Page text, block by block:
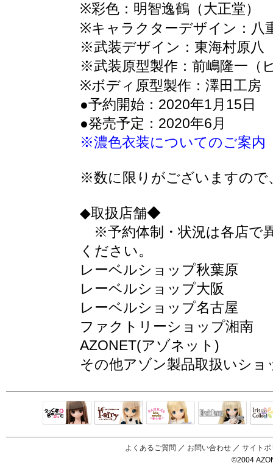
※彩色：明智逸鶴（大正堂）
※キャラクターデザイン：
※武装デザイン：東海村原
※武装原型製作：前嶋隆一
※ボディ原型製作：澤田工房
●予約開始：2020年1月15日
●発売予定：2020年6月
※濃色衣装についてのご案内
※数に限りがございますので
◆取扱店舗◆
※予約体制・状況は各店で
ください。
レーベルショップ秋葉原
レーベルショップ大阪
レーベルショップ名古屋
ファクトリーショップ湘南
AZONET(アゾネット)
その他アゾン製品取扱いショ
よくあるご質問 ／ お問い合わせ ／ サイトポ
©2004